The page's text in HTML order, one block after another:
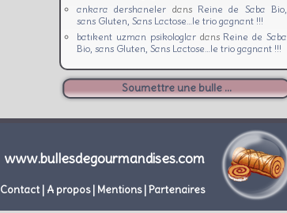
ankara dershaneler dansReine de Saba Bio,
sans Gluten, Sans Lactose…le trio gagnant !!!
batıkent uzman psikologlardansReine de Saba
Bio, sans Gluten, Sans Lactose…le trio gagnant !!!
Soumettre une bulle ...
www.bullesdegourmandises.com
Contact| A propos| Mentions|Partenaires